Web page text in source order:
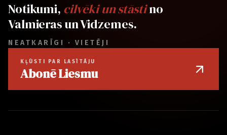
Notikumi, cilvēki un stāstino
Valmieras un Vidzemes.
NEATKARĪGI · VIETĒJI
KĻŪSTI PAR LASĪTĀJU
Abonē Liesmu